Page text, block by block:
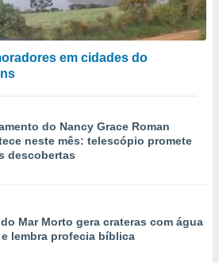
em cidades do
do Nancy Grace Roman
neste mês: telescópio promete
descobertas
Mar Morto gera crateras com água
lembra profecia bíblica